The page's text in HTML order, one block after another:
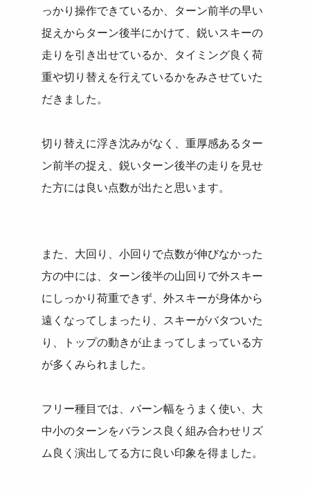
っかり操作できているか、ターン前半の早い
捉えからターン後半にかけて、鋭いスキーの
走りを引き出せているか、タイミング良く荷
重や切り替えを行えているかをみさせていた
だきました。
切り替えに浮き沈みがなく、重厚感あるター
ン前半の捉え、鋭いターン後半の走りを見せ
た方には良い点数が出たと思います。
また、大回り、小回りで点数が伸びなかった
方の中には、ターン後半の山回りで外スキー
にしっかり荷重できず、外スキーが身体から
遠くなってしまったり、スキーがバタついた
り、トップの動きが止まってしまっている方
が多くみられました。
フリー種目では、バーン幅をうまく使い、大
中小のターンをバランス良く組み合わせリズ
ム良く演出してる方に良い印象を得ました。